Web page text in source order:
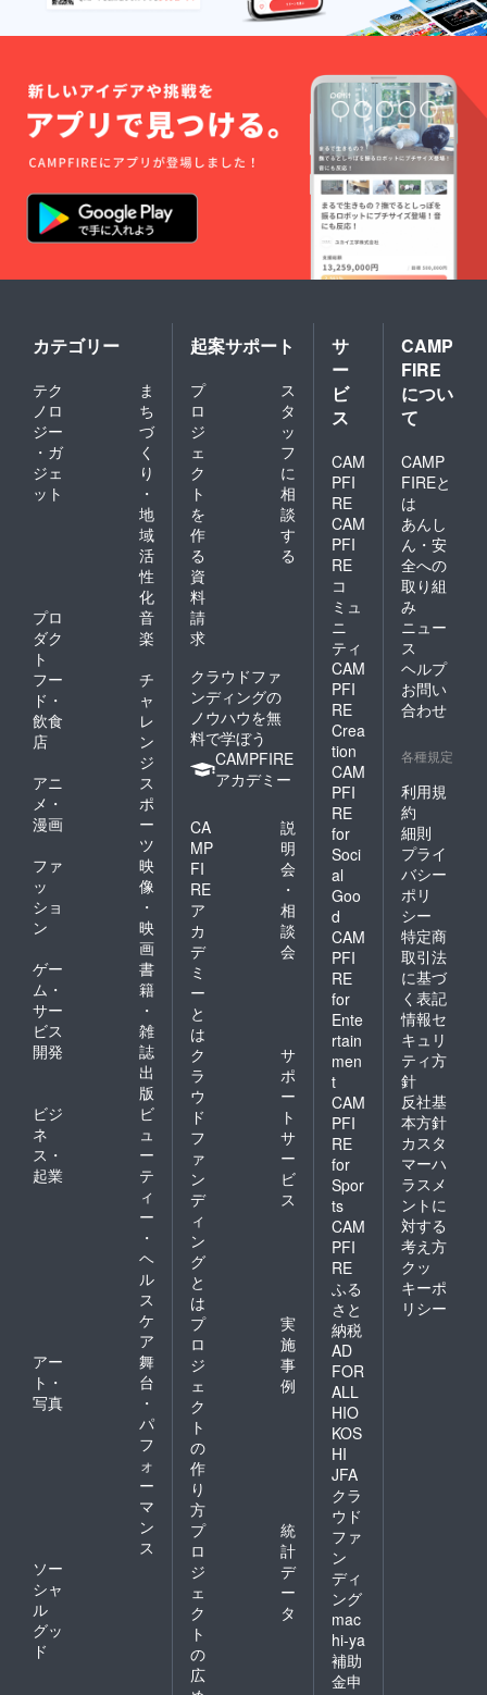
カテゴリー
テク
ノロ
ジー
・ガ
ジェ
ット
ま
ち
づ
く
り
・
地
域
活
性
化
プロ
ダク
ト
音
楽
フー
ド・
飲食
店
チ
ャ
レ
ン
ジ
アニ
メ・
漫画
ス
ポ
ー
ツ
ファ
ッ
ショ
ン
映
像
・
映
画
ゲー
ム・
サー
ビス
開発
書
籍
・
雑
誌
出
版
ビジ
ネ
ス・
起業
ビ
ュ
ー
テ
ィ
ー
・
ヘ
ル
ス
ケ
ア
アー
ト・
写真
舞
台
・
パ
フ
ォ
ー
マ
ン
ス
ソー
シャ
ル
グッ
ド
起案サポート
プ
ロ
ジ
ェ
ク
ト
を
作
る
ス
タ
ッ
フ
に
相
談
す
る
資
料
請
求
クラウドファ
ンディングの
ノウハウを無
料で学ぼう
CAMPFIRE
アカデミー
CA
MP
FI
RE
ア
カ
デ
ミ
ー
と
は
説
明
会
・
相
談
会
ク
ラ
ウ
ド
フ
ァ
ン
デ
ィ
ン
グ
と
は
サ
ポ
ー
ト
サ
ー
ビ
ス
プ
ロ
ジ
ェ
ク
ト
の
作
り
方
実
施
事
例
プ
ロ
ジ
ェ
ク
ト
の
広
統
計
デ
ー
タ
サ
ー
ビ
ス
CAM
PFI
RE
CAM
PFI
RE
コ
ミュ
ニ
ティ
CAM
PFI
RE
Crea
tion
CAM
PFI
RE
for
Soci
al
Goo
d
CAM
PFI
RE
for
Ente
rtain
men
t
CAM
PFI
RE
for
Spor
ts
CAM
PFI
RE
ふる
さと
納税
AD
FOR
ALL
HIO
KOS
HI
JFA
クラ
ウド
ファ
ン
ディ
ング
mac
hi-ya
補助
金申
CAMP
FIRE
につい
て
CAMP
FIREと
は
あんし
ん・安
全への
取り組
み
ニュー
ス
ヘルプ
お問い
合わせ
各種規定
利用規
約
細則
プライ
バシー
ポリ
シー
特定商
取引法
に基づ
く表記
情報セ
キュリ
ティ方
針
反社基
本方針
カスタ
マーハ
ラスメ
ントに
対する
考え方
クッ
キーポ
リシー